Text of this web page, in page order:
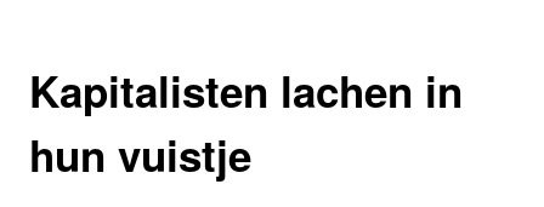
Kapitalisten lachen in
hun vuistje